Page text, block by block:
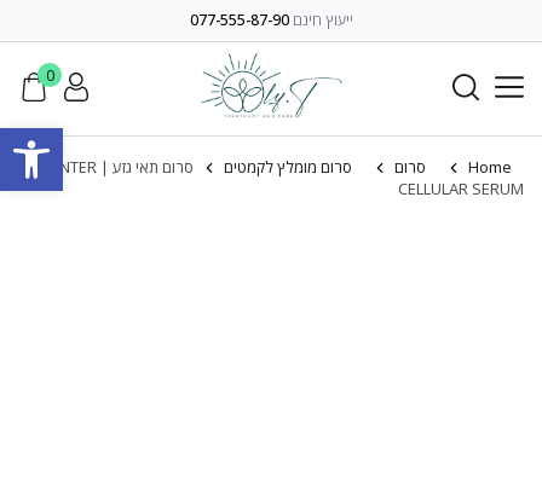
ייעוץ חינם 077-555-87-90
0
Home סרום סרום מומלץ לקמטים
סרום תאי גזע | INTER
CELLULAR SERUM
פתח